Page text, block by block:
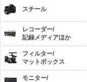
スチール
レコーダー/
記録メディアほか
フィルター/
マットボックス
モニター/